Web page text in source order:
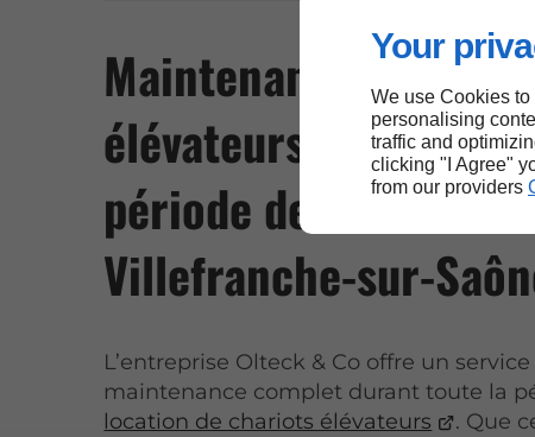
Your
We use Cookies
personalising
traffic and
clicking "I Agree"
from our providers
Maintenance des
élévateurs pendant la
période de location à
Villefranche-sur-
L’entreprise Olteck & Co offre un service
maintenance complet durant toute la
location de chariots élévateurs
. Que